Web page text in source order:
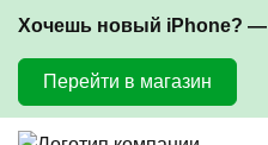
Хочешь новый iPhone? —
Перейти в магазин